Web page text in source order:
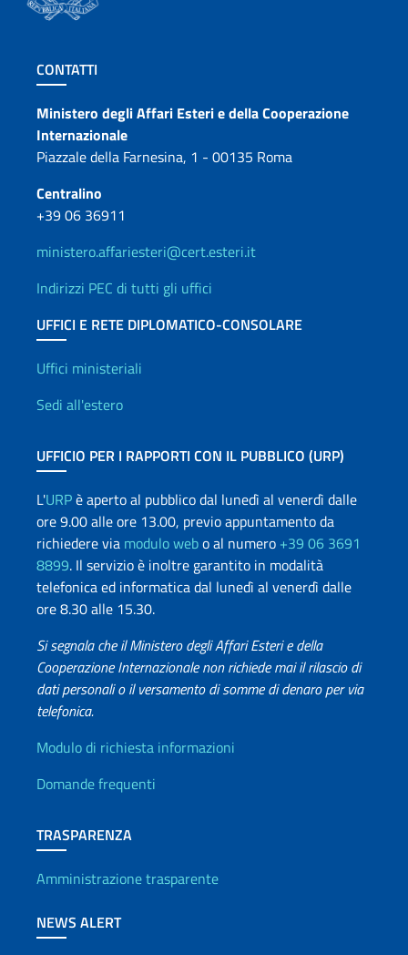
Sezione footer
CONTATTI
Contatti
Ministero degli Affari Esteri e della Cooperazione
Internazionale
Piazzale della Farnesina, 1 - 00135 Roma
Centralino
+39 06 36911
ministero.affariesteri@cert.esteri.it
Indirizzi PEC di tutti gli uffici
UFFICI E RETE DIPLOMATICO-CONSOLARE
Uffici e Rete diplomatica
Uffici ministeriali
Sedi all'estero
UFFICIO PER I RAPPORTI CON IL PUBBLICO (URP)
L'URPè aperto al pubblico dal lunedì al venerdì dalle
ore 9.00 alle ore 13.00, previo appuntamento da
richiedere via modulo webo al numero +39 06 3691
8899. Il servizio è inoltre garantito in modalità
telefonica ed informatica dal lunedì al venerdì dalle
ore 8.30 alle 15.30.
Si segnala che il Ministero degli Affari Esteri e della
Cooperazione Internazionale non richiede mai il rilascio di
dati personali o il versamento di somme di denaro per via
telefonica.
Info utili
Modulo di richiesta informazioni
Domande frequenti
TRASPARENZA
Amministrazione trasparente
NEWS ALERT